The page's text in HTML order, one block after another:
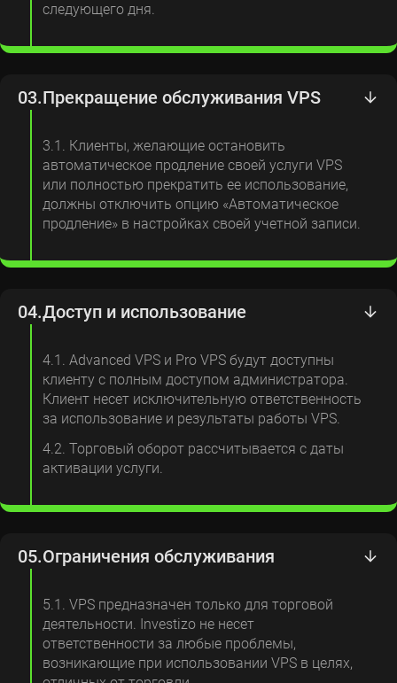
следующего дня.
03.Прекращение обслуживания VPS
3.1. Клиенты, желающие остановить
автоматическое продление своей услуги VPS
или полностью прекратить ее использование,
должны отключить опцию «Автоматическое
продление» в настройках своей учетной записи.
04.Доступ и использование
4.1. Advanced VPS и Pro VPS будут доступны
клиенту с полным доступом администратора.
Клиент несет исключительную ответственность
за использование и результаты работы VPS.
4.2. Торговый оборот рассчитывается с даты
активации услуги.
05.Ограничения обслуживания
5.1. VPS предназначен только для торговой
деятельности. Investizo не несет
ответственности за любые проблемы,
возникающие при использовании VPS в целях,